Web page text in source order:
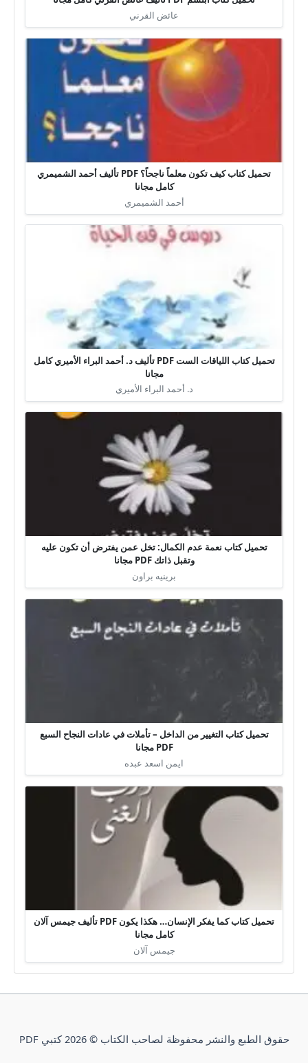
عائض القرني
تحميل كتاب كيف تكون معلماً ناجحاً؟ PDF تأليف أحمد الشميمري
كامل مجانا
أحمد الشميمري
تحميل كتاب اللياقات الست PDF تأليف د. أحمد البراء الأميري كامل
مجانا
د. أحمد البراء الأميري
تحميل كتاب نعمة عدم الكمال: تخل عمن يفترض أن تكون عليه
وتقبل ذاتك PDF مجانا
برينيه براون
تحميل كتاب التغيير من الداخل – تأملات في عادات النجاح السبع
PDF مجانا
ايمن اسعد عبده
تحميل كتاب كما يفكر الإنسان… هكذا يكون PDF تأليف جيمس آلان
كامل مجانا
جيمس آلان
حقوق الطبع والنشر محفوظة لصاحب الكتاب © 2026 كتبي PDF